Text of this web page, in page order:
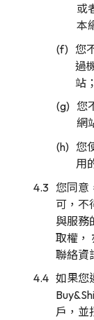
或
本
您
過
站；
您
網
您
用
您同意
可，不
與服務
取權，
聯絡資
如果您
戶，並